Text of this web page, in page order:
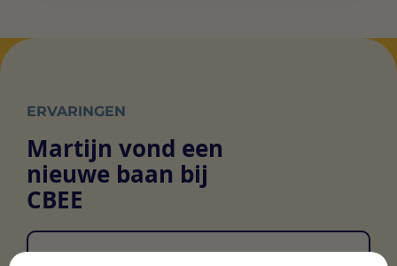
ERVARINGEN
Martijn vond een
nieuwe baan bij
CBEE